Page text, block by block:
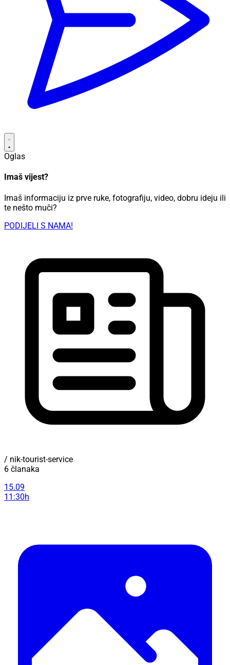
Oglas
Imaš vijest?
Imaš informaciju iz prve ruke, fotografiju, video, dobru ideju ili
te nešto muči?
PODIJELI S NAMA!
/ nik-tourist-service
6 članaka
15.09
11:30h